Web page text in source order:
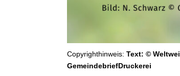
Copyrighthinweis:Text: ©
GemeindebriefDruckerei